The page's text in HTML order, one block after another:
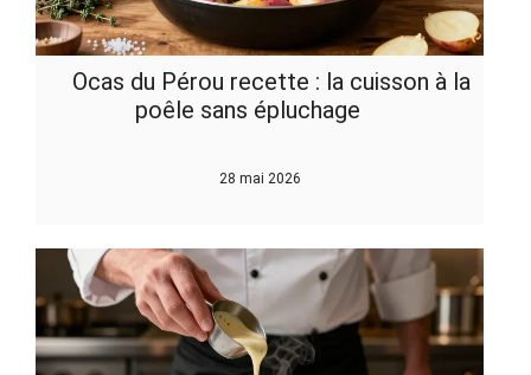
Ocas du Pérou recette : la cuisson à la
poêle sans épluchage
28 mai 2026